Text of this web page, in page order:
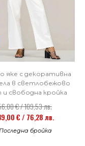
яке с декоративна
в светлобежово
и свободна кройка
€ / 109,53 лв.
€ / 76,28 лв.
Последна бройка